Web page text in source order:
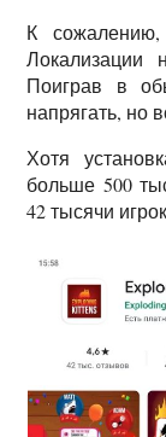
К
Локализации
Поиграв в
напрягать, но
Хотя
больше 500
42 тысячи